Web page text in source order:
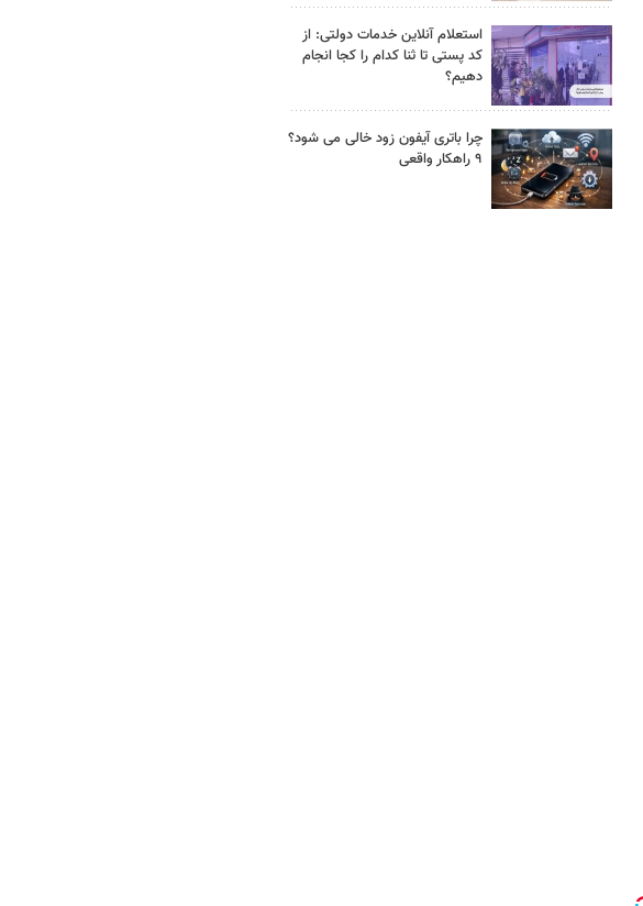
استعلام آنلاین خدمات دولتی: از
کد پستی تا ثنا کدام را کجا انجام
دهیم؟
چرا باتری آیفون زود خالی می شود؟
۹ راهکار واقعی